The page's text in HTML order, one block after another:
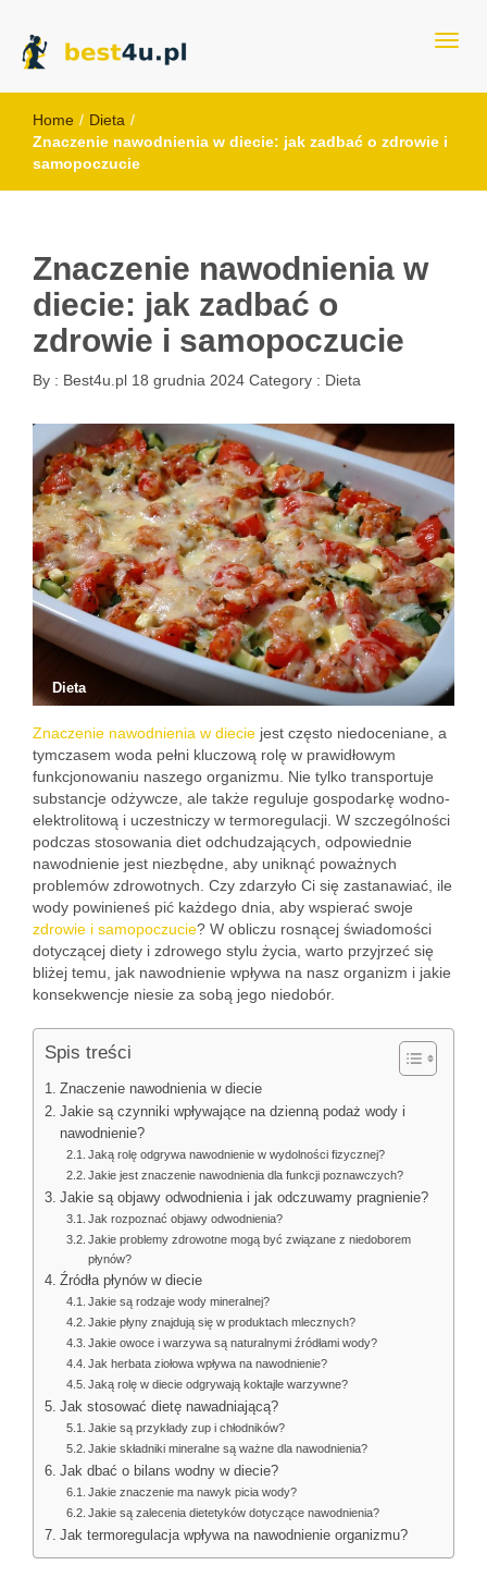
best4u.pl
Home / Dieta /
Znaczenie nawodnienia w diecie: jak zadbać o zdrowie i
samopoczucie
Znaczenie nawodnienia w
diecie: jak zadbać o
zdrowie i samopoczucie
By : Best4u.pl 18 grudnia 2024 Category : Dieta
Dieta
Znaczenie nawodnienia w diecie jest często niedoceniane, a
tymczasem woda pełni kluczową rolę w prawidłowym
funkcjonowaniu naszego organizmu. Nie tylko transportuje
substancje odżywcze, ale także reguluje gospodarkę wodno-
elektrolitową i uczestniczy w termoregulacji. W szczególności
podczas stosowania diet odchudzających, odpowiednie
nawodnienie jest niezbędne, aby uniknąć poważnych
problemów zdrowotnych. Czy zdarzyło Ci się zastanawiać, ile
wody powinieneś pić każdego dnia, aby wspierać swoje
zdrowie i samopoczucie? W obliczu rosnącej świadomości
dotyczącej diety i zdrowego stylu życia, warto przyjrzeć się
bliżej temu, jak nawodnienie wpływa na nasz organizm i jakie
konsekwencje niesie za sobą jego niedobór.
Spis treści
Znaczenie nawodnienia w diecie
Jakie są czynniki wpływające na dzienną podaż wody i
nawodnienie?
Jaką rolę odgrywa nawodnienie w wydolności fizycznej?
Jakie jest znaczenie nawodnienia dla funkcji poznawczych?
Jakie są objawy odwodnienia i jak odczuwamy pragnienie?
Jak rozpoznać objawy odwodnienia?
Jakie problemy zdrowotne mogą być związane z niedoborem
płynów?
Źródła płynów w diecie
Jakie są rodzaje wody mineralnej?
Jakie płyny znajdują się w produktach mlecznych?
Jakie owoce i warzywa są naturalnymi źródłami wody?
Jak herbata ziołowa wpływa na nawodnienie?
Jaką rolę w diecie odgrywają koktajle warzywne?
Jak stosować dietę nawadniającą?
Jakie są przykłady zup i chłodników?
Jakie składniki mineralne są ważne dla nawodnienia?
Jak dbać o bilans wodny w diecie?
Jakie znaczenie ma nawyk picia wody?
Jakie są zalecenia dietetyków dotyczące nawodnienia?
Jak termoregulacja wpływa na nawodnienie organizmu?